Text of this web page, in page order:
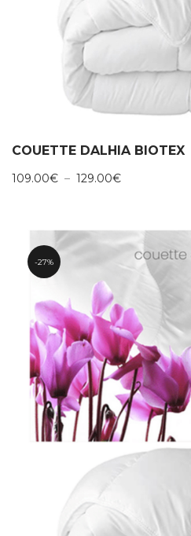
COUETTE DALHIA BIOTEX
109.00€ – 129.00€Plage
à
129.00€
27%